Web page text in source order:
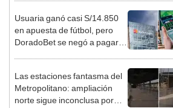
Usuaria ganó casi S/14.850
en apuesta de fútbol, pero
DoradoBet se negó a pagar:
Las estaciones fantasma del
Metropolitano: ampliación
norte sigue inconclusa por